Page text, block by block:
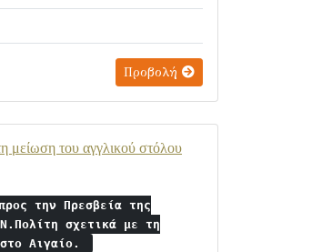
Προβολή
μείωση του αγγλικού στόλου
την Πρεσβεία της
σχετικά με τη
Αιγαίο.